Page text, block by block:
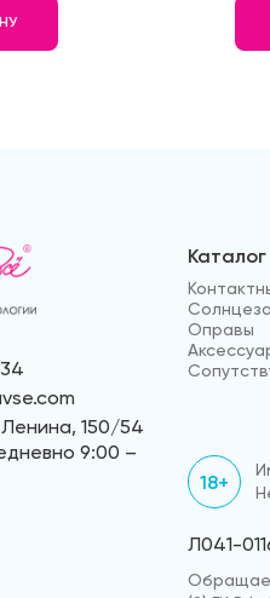
150/54
9:00 –
Каталог
Оправы
18+
Л041-